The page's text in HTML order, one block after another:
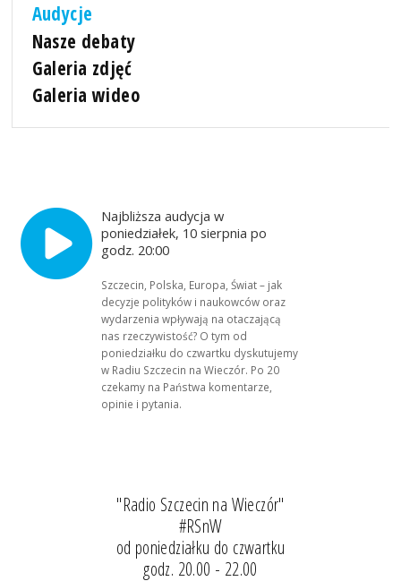
Audycje
Nasze debaty
Galeria zdjęć
Galeria wideo
Najbliższa audycja w
poniedziałek, 10 sierpnia po
godz. 20:00
Szczecin, Polska, Europa, Świat – jak
decyzje polityków i naukowców oraz
wydarzenia wpływają na otaczającą
nas rzeczywistość? O tym od
poniedziałku do czwartku dyskutujemy
w Radiu Szczecin na Wieczór. Po 20
czekamy na Państwa komentarze,
opinie i pytania.
"Radio Szczecin na Wieczór"
#RSnW
od poniedziałku do czwartku
godz. 20.00 - 22.00